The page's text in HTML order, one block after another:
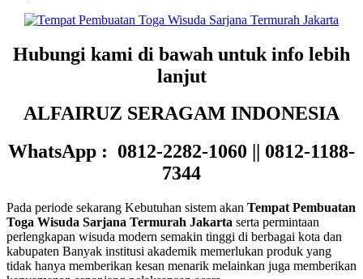
Hubungi kami di bawah untuk info lebih
lanjut
ALFAIRUZ SERAGAM INDONESIA
WhatsApp : 0812-2282-1060 || 0812-1188-
7344
Pada periode sekarang Kebutuhan sistem akan Tempat Pembuatan
Toga Wisuda Sarjana Termurah Jakarta serta permintaan
perlengkapan wisuda modern semakin tinggi di berbagai kota dan
kabupaten Banyak institusi akademik memerlukan produk yang
tidak hanya memberikan kesan menarik melainkan juga memberikan